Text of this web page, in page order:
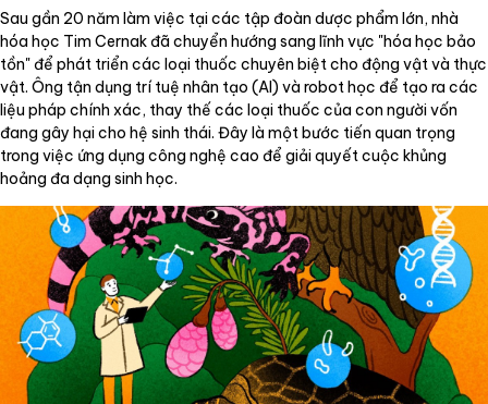
Sau gần 20 năm làm việc tại các tập đoàn dược phẩm lớn, nhà
hóa học Tim Cernak đã chuyển hướng sang lĩnh vực "hóa học bảo
tồn" để phát triển các loại thuốc chuyên biệt cho động vật và thực
vật. Ông tận dụng trí tuệ nhân tạo (AI) và robot học để tạo ra các
liệu pháp chính xác, thay thế các loại thuốc của con người vốn
đang gây hại cho hệ sinh thái. Đây là một bước tiến quan trọng
trong việc ứng dụng công nghệ cao để giải quyết cuộc khủng
hoảng đa dạng sinh học.